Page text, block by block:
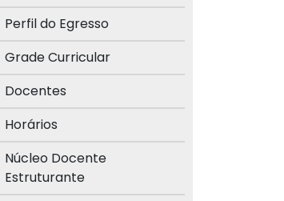
Perfil do Egresso
Grade Curricular
Docentes
Horários
Núcleo Docente
Estruturante